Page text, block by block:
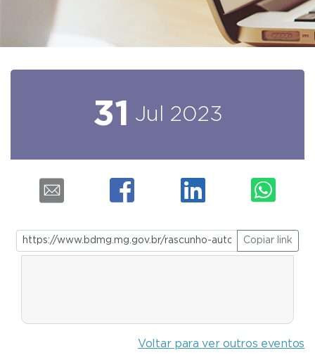
31 Jul 2023
Copiar link
Voltar para ver outros eventos